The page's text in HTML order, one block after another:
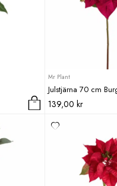
Mr Plant
Julstjärna 70 cm
139,00 kr